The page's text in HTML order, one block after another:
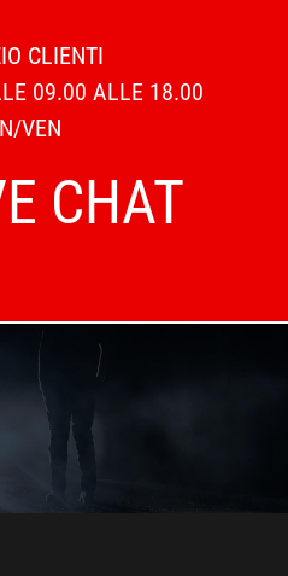
CLIENTI
09.00 ALLE 18.00
VEN
CHAT